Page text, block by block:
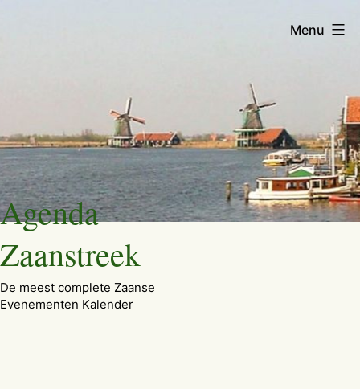
Ga
naar
de
inhoud
Agenda
Zaanstreek
De meest complete Zaanse
Evenementen Kalender
Menu